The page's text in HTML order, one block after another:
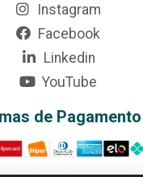
Instagram
Facebook
Linkedin
YouTube
de Pagamento